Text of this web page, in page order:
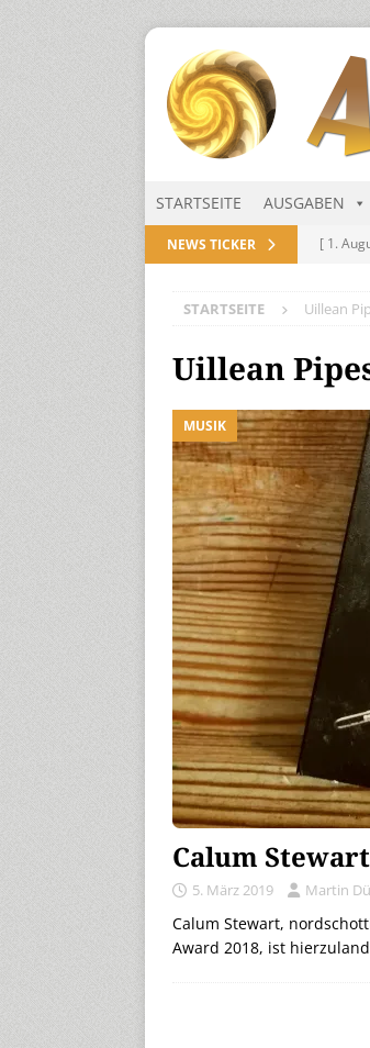
STARTSEITE AUSGABEN
NEWS TICKER [ 1.
[ 1.
[ 31. Juli
[ 31.
[ 1.
STARTSEITE Uillean
Uillean
MUSIK
Calum
5. März 2019 Martin
Calum Stewart,
Award 2018, ist